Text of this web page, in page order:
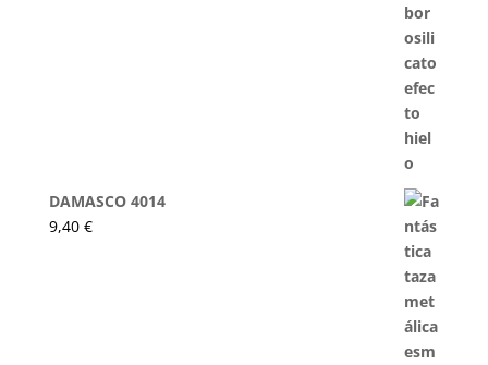
DAMASCO 4014
9,40 €